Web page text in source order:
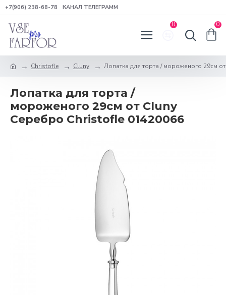
+7(906) 238-68-78 КАНАЛ ТЕЛЕГРАММ
0 0
Christofle Cluny Лопатка для торта / мороженого 29см
Лопатка для торта /
мороженого 29см от Cluny
Серебро Christofle 01420066